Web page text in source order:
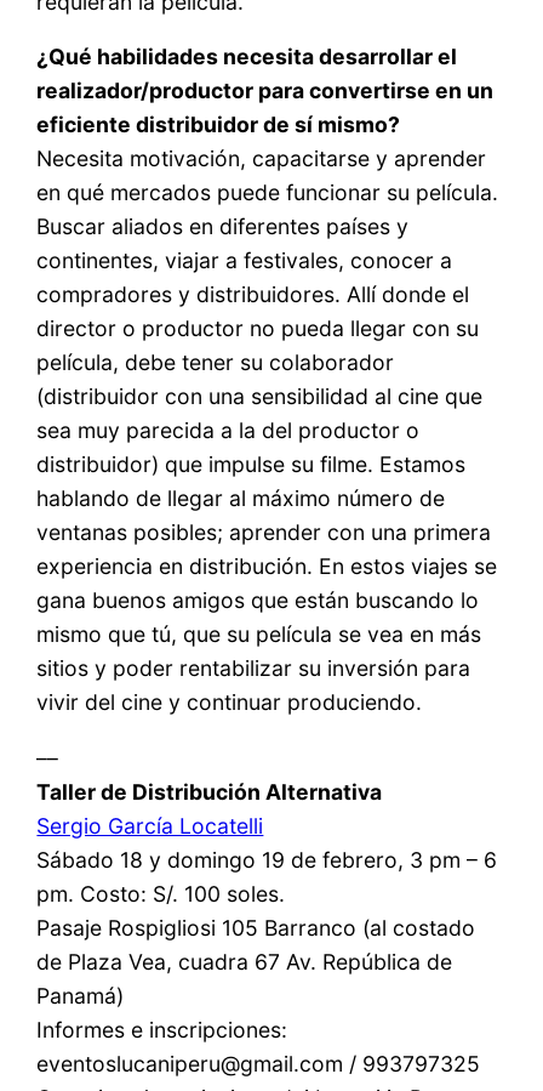
¿Qué habilidades necesita desarrollar el
realizador/productor para convertirse en un
eficiente distribuidor de sí mismo?
Necesita motivación, capacitarse y aprender
en qué mercados puede funcionar su película.
Buscar aliados en diferentes países y
continentes, viajar a festivales, conocer a
compradores y distribuidores. Allí donde el
director o productor no pueda llegar con su
película, debe tener su colaborador
(distribuidor con una sensibilidad al cine que
sea muy parecida a la del productor o
distribuidor) que impulse su filme. Estamos
hablando de llegar al máximo número de
ventanas posibles; aprender con una primera
experiencia en distribución. En estos viajes se
gana buenos amigos que están buscando lo
mismo que tú, que su película se vea en más
sitios y poder rentabilizar su inversión para
vivir del cine y continuar produciendo.
––
Taller de Distribución Alternativa
Sergio García Locatelli
Sábado 18 y domingo 19 de febrero, 3 pm – 6
pm. Costo: S/. 100 soles.
Pasaje Rospigliosi 105 Barranco (al costado
de Plaza Vea, cuadra 67 Av. República de
Panamá)
Informes e inscripciones:
eventoslucaniperu@gmail.com / 993797325